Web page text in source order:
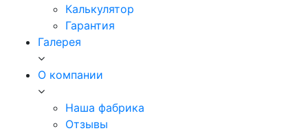
Калькулятор
Гарантия
Галерея
О компании
Наша фабрика
Отзывы